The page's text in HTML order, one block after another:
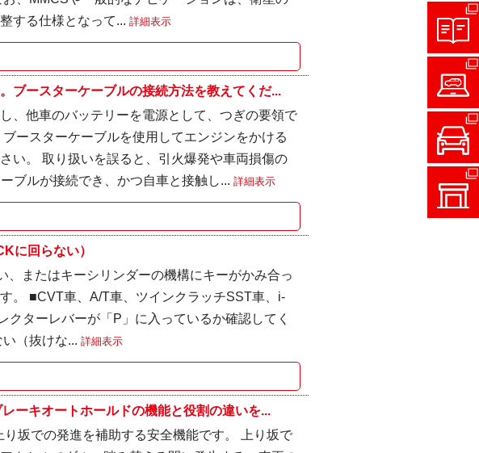
する仕様となって... 詳細表示
ブースターケーブルの接続方法を教えてくだ...
、他車のバッテリーを電源として、つぎの要領で
ースターケーブルを使用してエンジンをかける
い。 取り扱いを誤ると、引火爆発や車両損傷の
ブルが接続でき、かつ自車と接触し... 詳細表示
に回らない）
、またはキーシリンダーの機構にキーがかみ合っ
。 ■CVT車、A/T車、ツインクラッチSST車、i-
クターレバーが「P」に入っているか確認してく
（抜けな... 詳細表示
ーキオートホールドの機能と役割の違いを...
坂での発進を補助する安全機能です。 上り坂で